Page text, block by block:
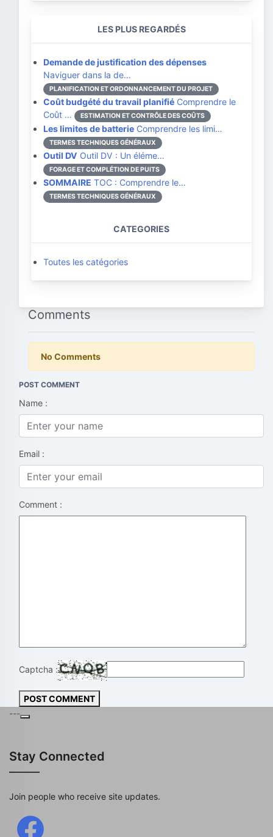
LES PLUS REGARDÉS
Demande de justification des dépenses
Naviguer dans la de…
PLANIFICATION ET ORDONNANCEMENT DU PROJET
Coût budgété du travail planifié Comprendre le
Coût …
ESTIMATION ET CONTRÔLE DES COÛTS
Les limites de batterie Comprendre les limi…
TERMES TECHNIQUES GÉNÉRAUX
Outil DV Outil DV : Un éléme…
FORAGE ET COMPLÉTION DE PUITS
SOMMAIRE TOC : Comprendre le…
TERMES TECHNIQUES GÉNÉRAUX
CATEGORIES
Toutes les catégories
Comments
No Comments
POST COMMENT
Name :
Email :
Comment :
Captcha :
POST COMMENT
---
Stay Connected
Join people who receive site updates.